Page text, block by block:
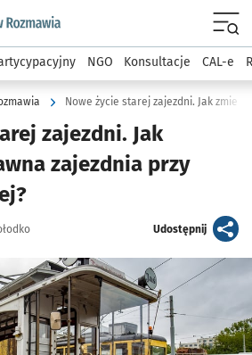
podserwis: Rozmawia
NGO Konsultacje CAL-e
Nowe życie starej zajezdni. Jak
zajezdni. Jak
zajezdnia przy
Udostępnijartykuł